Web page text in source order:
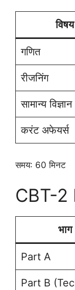
विषय
गणित
रीजनिंग
सामान्य विज्ञान
करंट अफेयर्स
समय: 60 मिनट
CBT-2
भाग
Part A
Part B